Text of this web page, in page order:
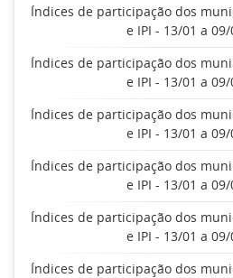
Índices de participação dos
e IPI - 13/01 a
Índices de participação dos
e IPI - 13/01 a
Índices de participação dos
e IPI - 13/01 a
Índices de participação dos
e IPI - 13/01 a
Índices de participação dos
e IPI - 13/01 a
Índices de participação dos